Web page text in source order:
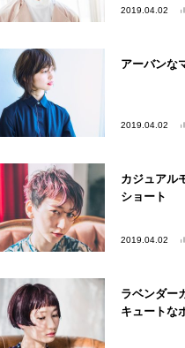
2019.04.02
アーバンな
2019.04.02
カジュアル
ショート
2019.04.02
ラベンダー
キュートな